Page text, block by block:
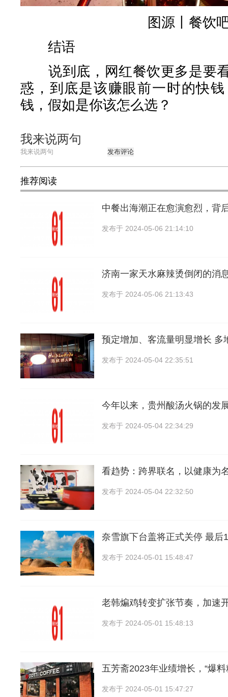
图源丨餐饮
结语
说到底，网红餐饮更多是要
惑，到底是该赚眼前一时的快
钱，假如是你该怎么选？
我来说两句
发布评论
推荐阅读
中餐出海潮正在愈演愈烈，背
发布于 2024-05-06 21:14:10
济南一家天水麻辣烫倒闭的消
发布于 2024-05-06 21:13:43
预定增加、客流量明显增长 多
发布于 2024-05-04 22:35:51
今年以来，贵州酸汤火锅的发
发布于 2024-05-04 22:34:29
看趋势：跨界联名，以健康为
发布于 2024-05-04 22:32:50
奈雪旗下台盖将正式关停 最后
发布于 2024-05-01 15:48:47
老韩煸鸡转变扩张节奏，加速
发布于 2024-05-01 15:48:13
五芳斋2023年业绩增长，“爆料
发布于 2024-05-01 15:47:27